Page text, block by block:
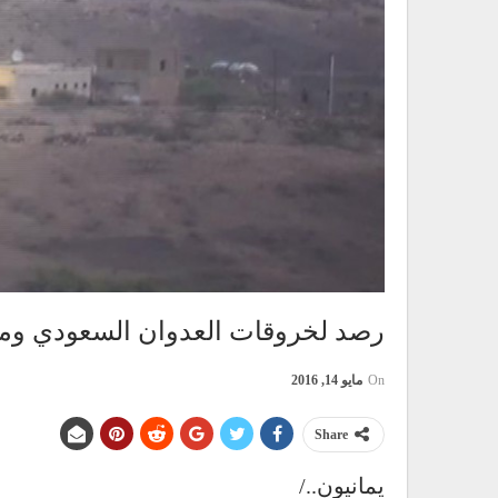
رصد لخروقات العدوان السعودي ومرتزقته
On مايو 14, 2016
Share
يمانيون../